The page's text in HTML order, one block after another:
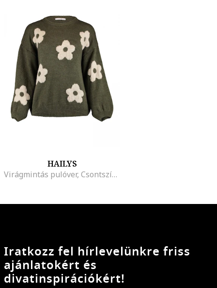
HAILYS
Virágmintás pulóver, Csontszín/Sötétzöld
Iratkozz fel hírlevelünkre friss
ajánlatokért és
divatinspirációkért!